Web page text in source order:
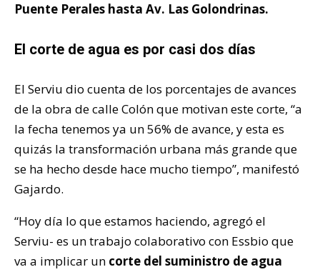
Puente Perales hasta Av. Las Golondrinas.
El corte de agua es por casi dos días
El Serviu dio cuenta de los porcentajes de avances
de la obra de calle Colón que motivan este corte, “a
la fecha tenemos ya un 56% de avance, y esta es
quizás la transformación urbana más grande que
se ha hecho desde hace mucho tiempo”, manifestó
Gajardo.
“Hoy día lo que estamos haciendo, agregó el
Serviu- es un trabajo colaborativo con Essbio que
va a implicar un corte del suministro de agua